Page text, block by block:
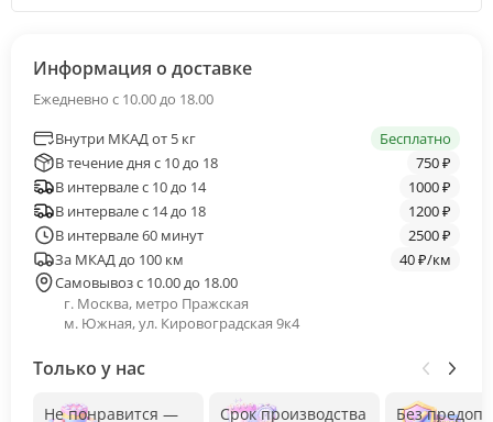
Информация о доставке
Ежедневно с 10.00 до 18.00
Внутри МКАД от 5 кг
Бесплатно
В течение дня с 10 до 18
750 ₽
В интервале с 10 до 14
1000 ₽
В интервале с 14 до 18
1200 ₽
В интервале 60 минут
2500 ₽
За МКАД до 100 км
40 ₽/км
Самовывоз с 10.00 до 18.00
г. Москва, метро Пражская
м. Южная, ул. Кировоградская 9к4
Только у нас
Не понравится — Срок производства Без